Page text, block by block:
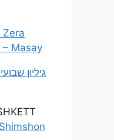
Zera
Masay
גיליון